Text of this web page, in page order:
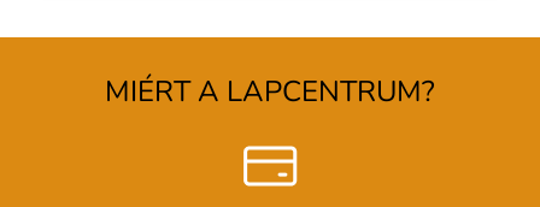
MIÉRT A LAPCENTRUM?